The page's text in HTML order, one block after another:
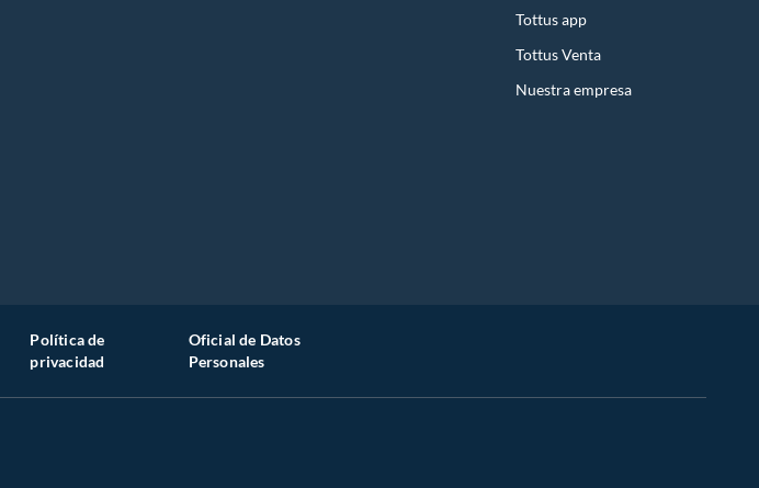
Tottus app
Tottus Venta
Nuestra empresa
Política de
privacidad
Oficial de Datos
Personales